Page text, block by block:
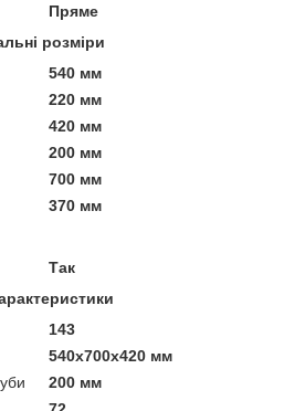
Пряме
розміри
540 мм
220 мм
420 мм
200 мм
700 мм
370 мм
Так
143
540х700х420 мм
200 мм